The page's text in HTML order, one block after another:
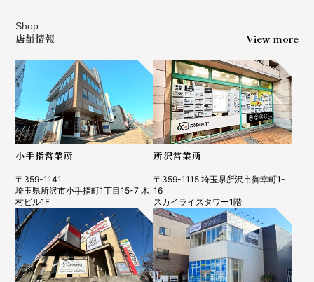
Shop
店舗情報 View more
小手指営業所
〒359-1141
埼玉県所沢市小手指町1丁目15-7 木
村ビル1F
所沢営業所
〒359-1115 埼玉県所沢市御幸町1-
16
スカイライズタワー1階